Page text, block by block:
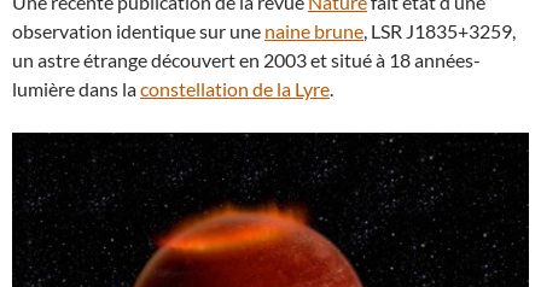
observation identique sur une naine brune , LSR J1835+3259,
un astre étrange découvert en 2003 et situé à 18 années-
lumière dans laconstellation de la Lyre